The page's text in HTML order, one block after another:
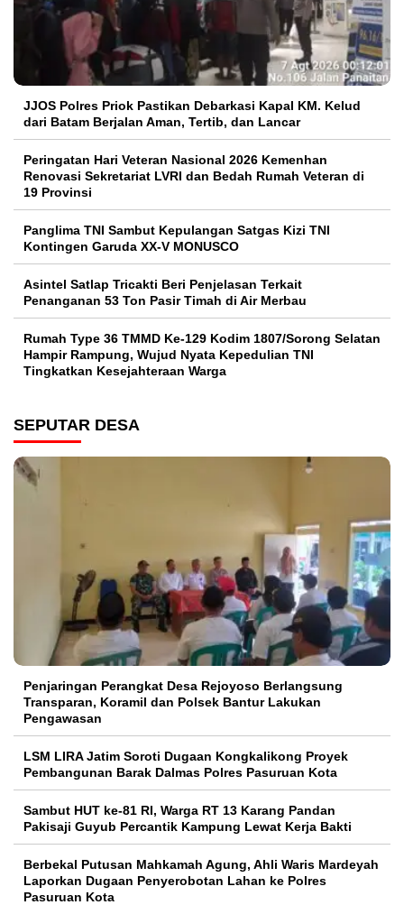
JJOS Polres Priok Pastikan Debarkasi Kapal KM. Kelud
dari Batam Berjalan Aman, Tertib, dan Lancar
Peringatan Hari Veteran Nasional 2026 Kemenhan
Renovasi Sekretariat LVRI dan Bedah Rumah Veteran di
19 Provinsi
Panglima TNI Sambut Kepulangan Satgas Kizi TNI
Kontingen Garuda XX-V MONUSCO
Asintel Satlap Tricakti Beri Penjelasan Terkait
Penanganan 53 Ton Pasir Timah di Air Merbau
Rumah Type 36 TMMD Ke-129 Kodim 1807/Sorong Selatan
Hampir Rampung, Wujud Nyata Kepedulian TNI
Tingkatkan Kesejahteraan Warga
SEPUTAR DESA
Penjaringan Perangkat Desa Rejoyoso Berlangsung
Transparan, Koramil dan Polsek Bantur Lakukan
Pengawasan
LSM LIRA Jatim Soroti Dugaan Kongkalikong Proyek
Pembangunan Barak Dalmas Polres Pasuruan Kota
Sambut HUT ke-81 RI, Warga RT 13 Karang Pandan
Pakisaji Guyub Percantik Kampung Lewat Kerja Bakti
Berbekal Putusan Mahkamah Agung, Ahli Waris Mardeyah
Laporkan Dugaan Penyerobotan Lahan ke Polres
Pasuruan Kota